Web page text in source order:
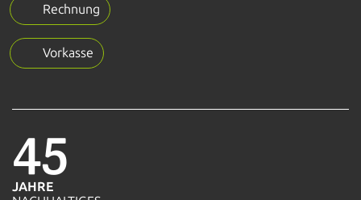
Rechnung
Vorkasse
45
JAHRE